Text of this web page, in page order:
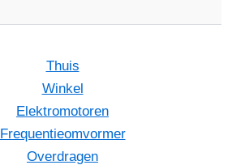
Thuis
Winkel
Elektromotoren
Frequentieomvormer
Overdragen